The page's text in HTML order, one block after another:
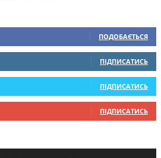
ПОДОБАЄТЬСЯ
ПІДПИСАТИСЬ
ПІДПИСАТИСЬ
ПІДПИСАТИСЬ